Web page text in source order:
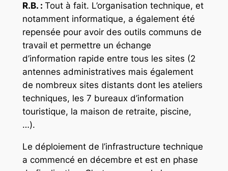
R.B. : Tout à fait. L’organisation technique, et
notamment informatique, a également été
repensée pour avoir des outils communs de
travail et permettre un échange
d’information rapide entre tous les sites (2
antennes administratives mais également
de nombreux sites distants dont les ateliers
techniques, les 7 bureaux d’information
touristique, la maison de retraite, piscine,
…).
Le déploiement de l’infrastructure technique
a commencé en décembre et est en phase